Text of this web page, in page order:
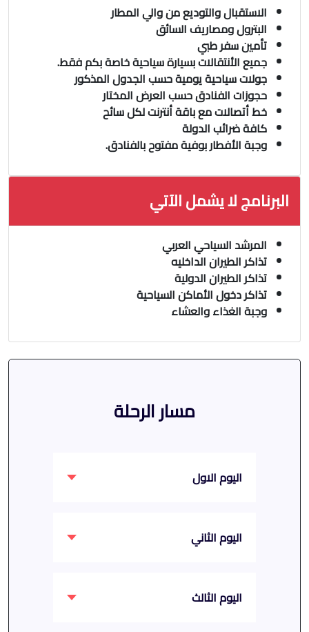
الاستقبال والتوديع من والي المطار
البترول ومصاريف السائق
تأمين سفر طبي
جميع الأنتقالات بسيارة سياحية خاصة بكم فقط.
جولات سياحية يومية حسب الجدول المذكور
حجوزات الفنادق حسب العرض المختار
خط أتصالات مع باقة أنترنت لكل سائح
كافة ضرائب الدولة
وجبة الأفطار بوفية مفتوح بالفنادق.
البرنامج لا يشمل الآتي
المرشد السياحي العربي
تذاكر الطيران الداخليه
تذاكر الطيران الدولية
تذاكر دخول الأماكن السياحية
وجبة الغذاء والعشاء
مسار الرحلة
اليوم الاول
اليوم الثاني
اليوم الثالث